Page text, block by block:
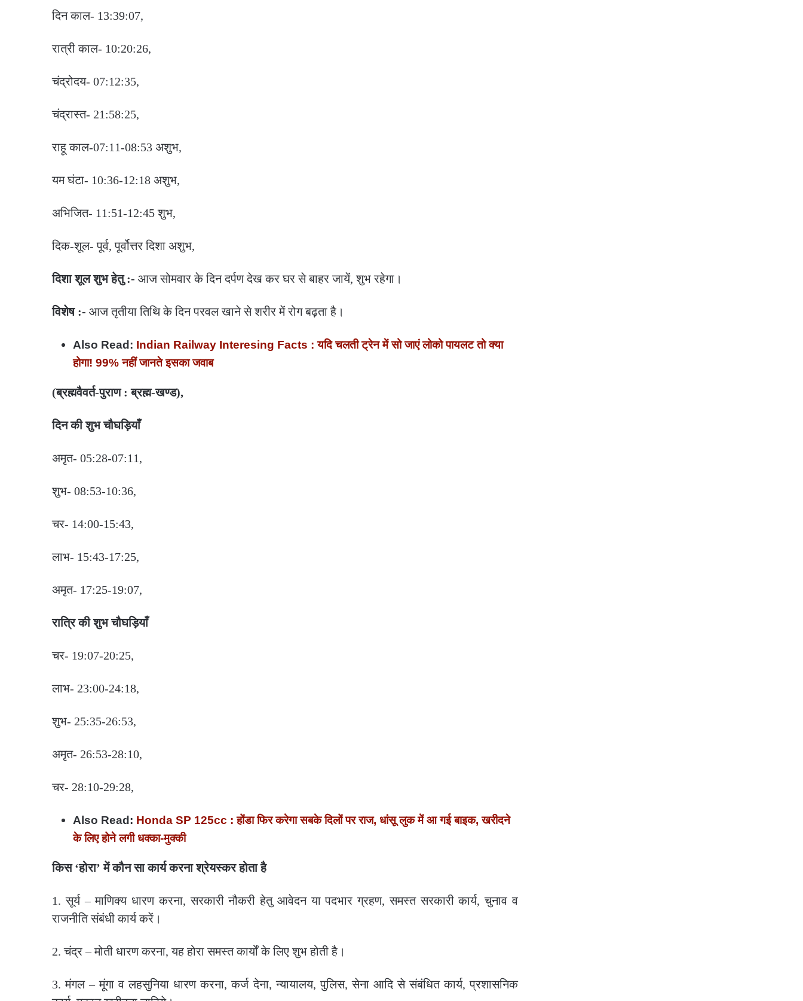
दिन काल- 13:39:07,
रात्री काल- 10:20:26,
चंद्रोदय- 07:12:35,
चंद्रास्त- 21:58:25,
राहू काल-07:11-08:53 अशुभ,
यम घंटा- 10:36-12:18 अशुभ,
अभिजित- 11:51-12:45 शुभ,
दिक-शूल- पूर्व, पूर्वोत्तर दिशा अशुभ,
दिशा शूल शुभ हेतु :- आज सोमवार के दिन दर्पण देख कर घर से बाहर जायें, शुभ रहेगा।
विशेष :- आज तृतीया तिथि के दिन परवल खाने से शरीर में रोग बढ़ता है।
Also Read: Indian Railway Interesing Facts : यदि चलती ट्रेन में सो जाएं लोको पायलट तो क्या
होगा! 99% नहीं जानते इसका जवाब
(ब्रह्मवैवर्त-पुराण : ब्रह्म-खण्ड),
दिन की शुभ चौघड़ियाँ
अमृत- 05:28-07:11,
शुभ- 08:53-10:36,
चर- 14:00-15:43,
लाभ- 15:43-17:25,
अमृत- 17:25-19:07,
रात्रि की शुभ चौघड़ियाँ
चर- 19:07-20:25,
लाभ- 23:00-24:18,
शुभ- 25:35-26:53,
अमृत- 26:53-28:10,
चर- 28:10-29:28,
Also Read: Honda SP 125cc : होंडा फिर करेगा सबके दिलों पर राज, धांसू लुक में आ गई बाइक, खरीदने
के लिए होने लगी धक्का-मुक्की
किस ‘होरा’ में कौन सा कार्य करना श्रेयस्कर होता है
1. सूर्य – माणिक्य धारण करना, सरकारी नौकरी हेतु आवेदन या पदभार ग्रहण, समस्त सरकारी कार्य, चुनाव व
राजनीति संबंधी कार्य करें।
2. चंद्र – मोती धारण करना, यह होरा समस्त कार्यों के लिए शुभ होती है।
3. मंगल – मूंगा व लहसुनिया धारण करना, कर्ज देना, न्यायालय, पुलिस, सेना आदि से संबंधित कार्य, प्रशासनिक